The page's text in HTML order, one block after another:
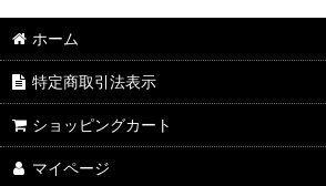
ホーム
特定商取引法表示
ショッピングカート
マイページ